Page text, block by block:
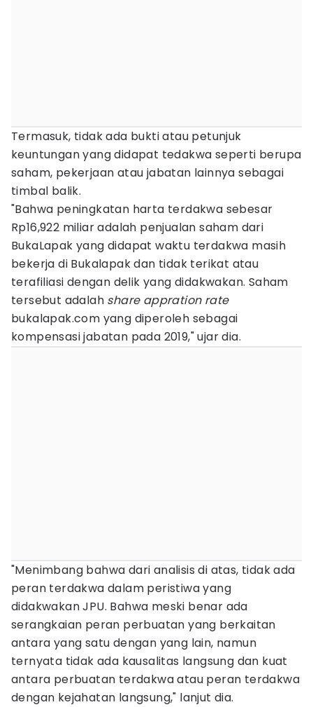
Termasuk, tidak ada bukti atau petunjuk
keuntungan yang didapat tedakwa seperti berupa
saham, pekerjaan atau jabatan lainnya sebagai
timbal balik.
"Bahwa peningkatan harta terdakwa sebesar
Rp16,922 miliar adalah penjualan saham dari
BukaLapak yang didapat waktu terdakwa masih
bekerja di Bukalapak dan tidak terikat atau
terafiliasi dengan delik yang didakwakan. Saham
tersebut adalah share appration rate
bukalapak.com yang diperoleh sebagai
kompensasi jabatan pada 2019," ujar dia.
"Menimbang bahwa dari analisis di atas, tidak ada
peran terdakwa dalam peristiwa yang
didakwakan JPU. Bahwa meski benar ada
serangkaian peran perbuatan yang berkaitan
antara yang satu dengan yang lain, namun
ternyata tidak ada kausalitas langsung dan kuat
antara perbuatan terdakwa atau peran terdakwa
dengan kejahatan langsung," lanjut dia.